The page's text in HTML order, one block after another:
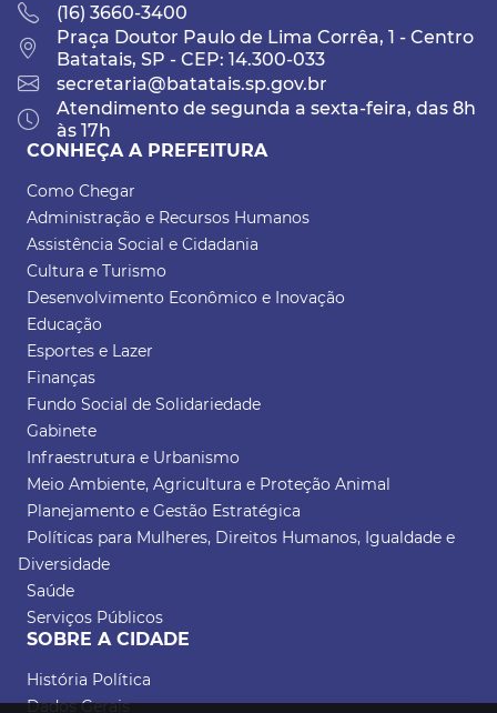
(16) 3660-3400
Praça Doutor Paulo de Lima Corrêa, 1 - Centro
Batatais, SP - CEP: 14.300-033
secretaria@batatais.sp.gov.br
Atendimento de segunda a sexta-feira, das 8h
às 17h
CONHEÇA A PREFEITURA
Como Chegar
Administração e Recursos Humanos
Assistência Social e Cidadania
Cultura e Turismo
Desenvolvimento Econômico e Inovação
Educação
Esportes e Lazer
Finanças
Fundo Social de Solidariedade
Gabinete
Infraestrutura e Urbanismo
Meio Ambiente, Agricultura e Proteção Animal
Planejamento e Gestão Estratégica
Políticas para Mulheres, Direitos Humanos, Igualdade e
Diversidade
Saúde
Serviços Públicos
SOBRE A CIDADE
História Política
Dados Gerais